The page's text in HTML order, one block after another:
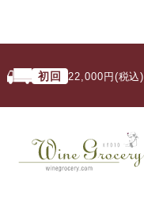
初回 22,000円(税込)以上で